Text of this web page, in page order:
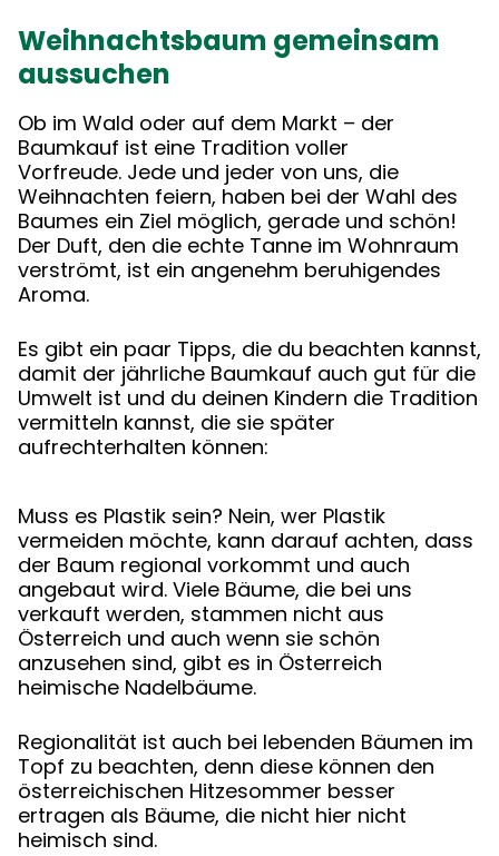
Weihnachtsbaum gemeinsam
aussuchen
Ob im Wald oder auf dem Markt – der
Baumkauf ist eine Tradition voller
Vorfreude. Jede und jeder von uns, die
Weihnachten feiern, haben bei der Wahl des
Baumes ein Ziel möglich, gerade und schön!
Der Duft, den die echte Tanne im Wohnraum
verströmt, ist ein angenehm beruhigendes
Aroma.
Es gibt ein paar Tipps, die du beachten kannst,
damit der jährliche Baumkauf auch gut für die
Umwelt ist und du deinen Kindern die Tradition
vermitteln kannst, die sie später
aufrechterhalten können:
Muss es Plastik sein? Nein, wer Plastik
vermeiden möchte, kann darauf achten, dass
der Baum regional vorkommt und auch
angebaut wird. Viele Bäume, die bei uns
verkauft werden, stammen nicht aus
Österreich und auch wenn sie schön
anzusehen sind, gibt es in Österreich
heimische Nadelbäume.
Regionalität ist auch bei lebenden Bäumen im
Topf zu beachten, denn diese können den
österreichischen Hitzesommer besser
ertragen als Bäume, die nicht hier nicht
heimisch sind.